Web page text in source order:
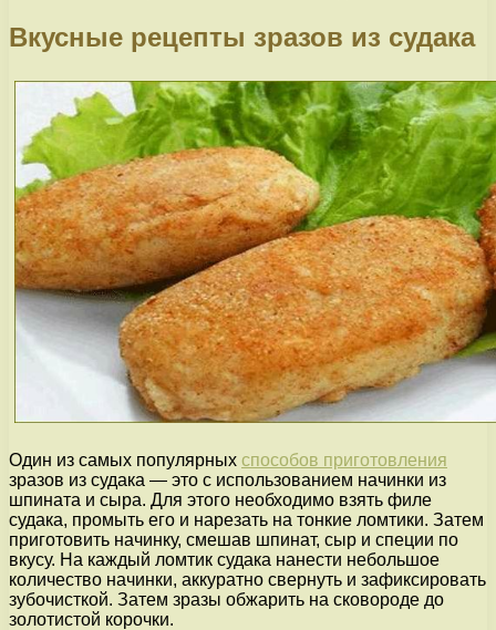
Вкусные рецепты зразов из судака
Один из самых популярных способов приготовления
зразов из судака — это с использованием начинки из
шпината и сыра. Для этого необходимо взять филе
судака, промыть его и нарезать на тонкие ломтики. Затем
приготовить начинку, смешав шпинат, сыр и специи по
вкусу. На каждый ломтик судака нанести небольшое
количество начинки, аккуратно свернуть и зафиксировать
зубочисткой. Затем зразы обжарить на сковороде до
золотистой корочки.